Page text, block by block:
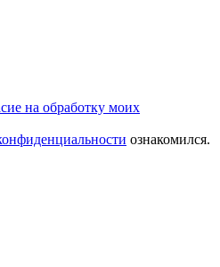
на обработку моих
ознакомился.